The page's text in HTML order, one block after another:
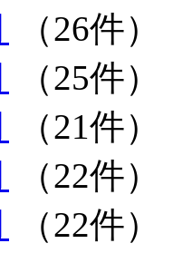
（26件）
（25件）
（21件）
（22件）
（22件）